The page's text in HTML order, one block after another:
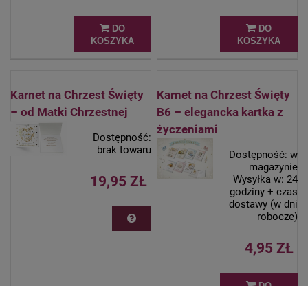
DO
KOSZYKA
DO
KOSZYKA
Karnet na Chrzest Święty
– od Matki Chrzestnej
Dostępność:
brak towaru
19,95 ZŁ
Karnet na Chrzest Święty
B6 – elegancka kartka z
życzeniami
Dostępność: w
magazynie
Wysyłka w: 24
godziny + czas
dostawy (w dni
robocze)
4,95 ZŁ